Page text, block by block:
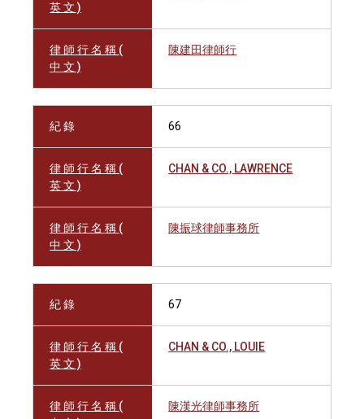
英 文 )
律 師 行 名 稱 (
中 文 )
陳建田律師行
紀 錄 66
律 師 行 名 稱 (
英 文 )
CHAN & CO., LAWRENCE
律 師 行 名 稱 (
中 文 )
陳振球律師事務所
紀 錄 67
律 師 行 名 稱 (
英 文 )
CHAN & CO., LOUIE
律 師 行 名 稱 (
陳漢光律師事務所